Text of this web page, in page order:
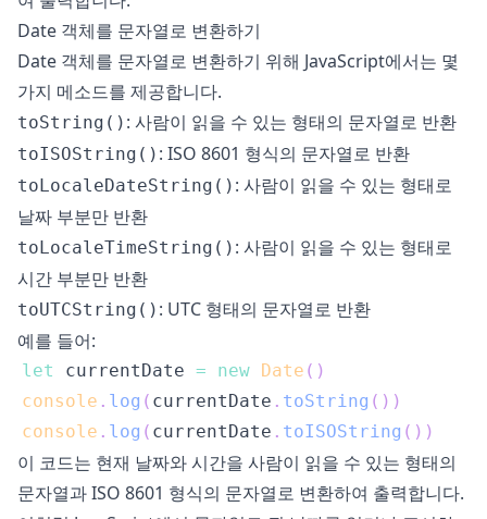
Date 객체를 문자열로 변환하기
Date 객체를 문자열로 변환하기 위해 JavaScript에서는 몇
가지 메소드를 제공합니다.
toString() : 사람이 읽을 수 있는 형태의 문자열로 반환
toISOString() : ISO 8601 형식의 문자열로 반환
toLocaleDateString() : 사람이 읽을 수 있는 형태로
날짜 부분만 반환
toLocaleTimeString() : 사람이 읽을 수 있는 형태로
시간 부분만 반환
toUTCString() : UTC 형태의 문자열로 반환
예를 들어:
let currentDate = new Date ( )
console . log ( currentDate . toString ( ) )
console . log ( currentDate . toISOString ( ) )
이 코드는 현재 날짜와 시간을 사람이 읽을 수 있는 형태의
문자열과 ISO 8601 형식의 문자열로 변환하여 출력합니다.